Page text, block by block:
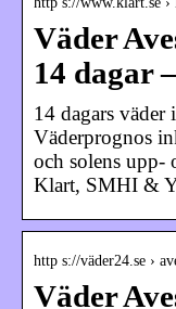
Väder
14 dagar
14 dagars väder
Väderprognos
och solens upp-
Klart, SMHI &
http s://väder24.se ›
Väder